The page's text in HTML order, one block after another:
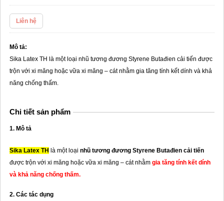
Liên hệ
Mô tả:
Sika Latex TH là một loại nhũ tương đương Styrene Butađien cải tiến được
trộn với xi măng hoặc vữa xi măng – cát nhằm gia tăng tính kết dính và khả
năng chống thấm.
Chi tiết sản phẩm
1. Mô tả
Sika Latex TH là một loại nhũ tương đương Styrene Butađien cải tiến
được trộn với xi măng hoặc vữa xi măng – cát nhằmgia tăng tính kết dính
và khả năng chống thấm.
2. Các tác dụng